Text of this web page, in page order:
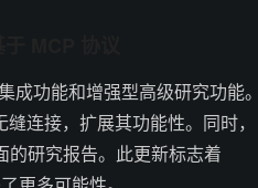
功能和增强型高级研究功能。
连接，扩展其功能性。同时，
的研究报告。此更新标志着